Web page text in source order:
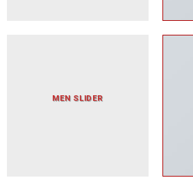
MEN SLIDER